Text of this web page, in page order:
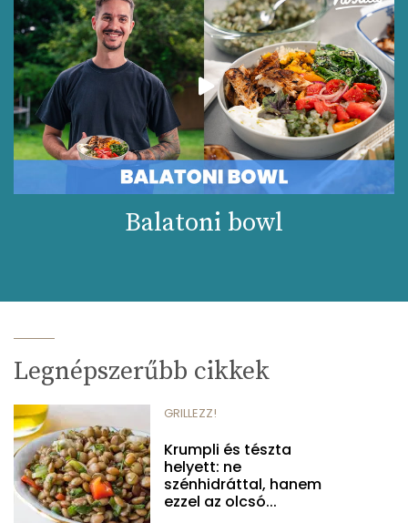
Balatoni bowl
Legnépszerűbb cikkek
GRILLEZZ!
Krumpli és tészta
helyett: ne
szénhidráttal, hanem
ezzel az olcsó...